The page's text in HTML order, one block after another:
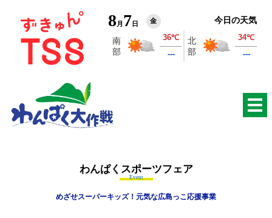
8 月 7 日 金 今日の天気
わんぱくスポーツフェア
Event
めざせスーパーキッズ！元気な広島っこ応援事業